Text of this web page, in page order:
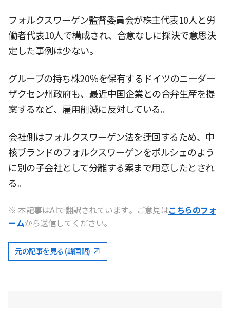
フォルクスワーゲン監督委員会が株主代表10人と労
働者代表10人で構成され、合意なしに採決で意思決
定した事例は少ない。
グループの持ち株20％を保有するドイツのニーダー
ザクセン州政府も、最近中国企業との合弁生産を提
案するなど、雇用削減に反対している。
会社側はフォルクスワーゲン法を迂回するため、中
核ブランドのフォルクスワーゲンをポルシェのよう
に別の子会社として分離する案まで用意したとされ
る。
※ 本記事はAIで翻訳されています。ご意見はこちらのフォ
ームから送信してください。
元の記事を見る (韓国語)